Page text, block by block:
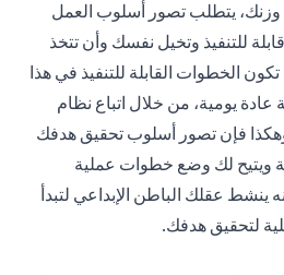
10 كجم من وزنك، يتطلب تصور أسلوب العمل
للتنفيذ وتخيل نفسك وأن تتخذ
الخطوات القابلة للتنفيذ في هذا
يومية، من خلال اتباع نظام
فإن تصور أسلوب تحقيق هدفك
ويتيح لك وضع خطوات عملية
ينشط عقلك الباطن الإبداعي لتبدأ
لتحقيق هدفك.